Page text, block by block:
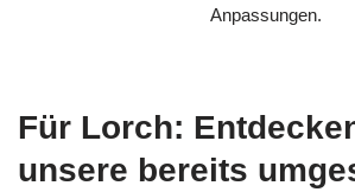
Anpassungen.
Für Lorch:
unsere bereits